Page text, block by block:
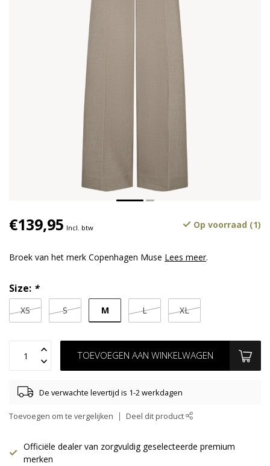
€139,95 Incl. btw Op voorraad (1)
Broek van het merk Copenhagen Muse Lees meer.
Size: *
XS S M L XL
TOEVOEGEN AAN WINKELWAGEN
De verwachte levertijd is 1-2 werkdagen
Toevoegen om te vergelijken Deel dit product
Officiële dealer van zorgvuldig geselecteerde premium
merken